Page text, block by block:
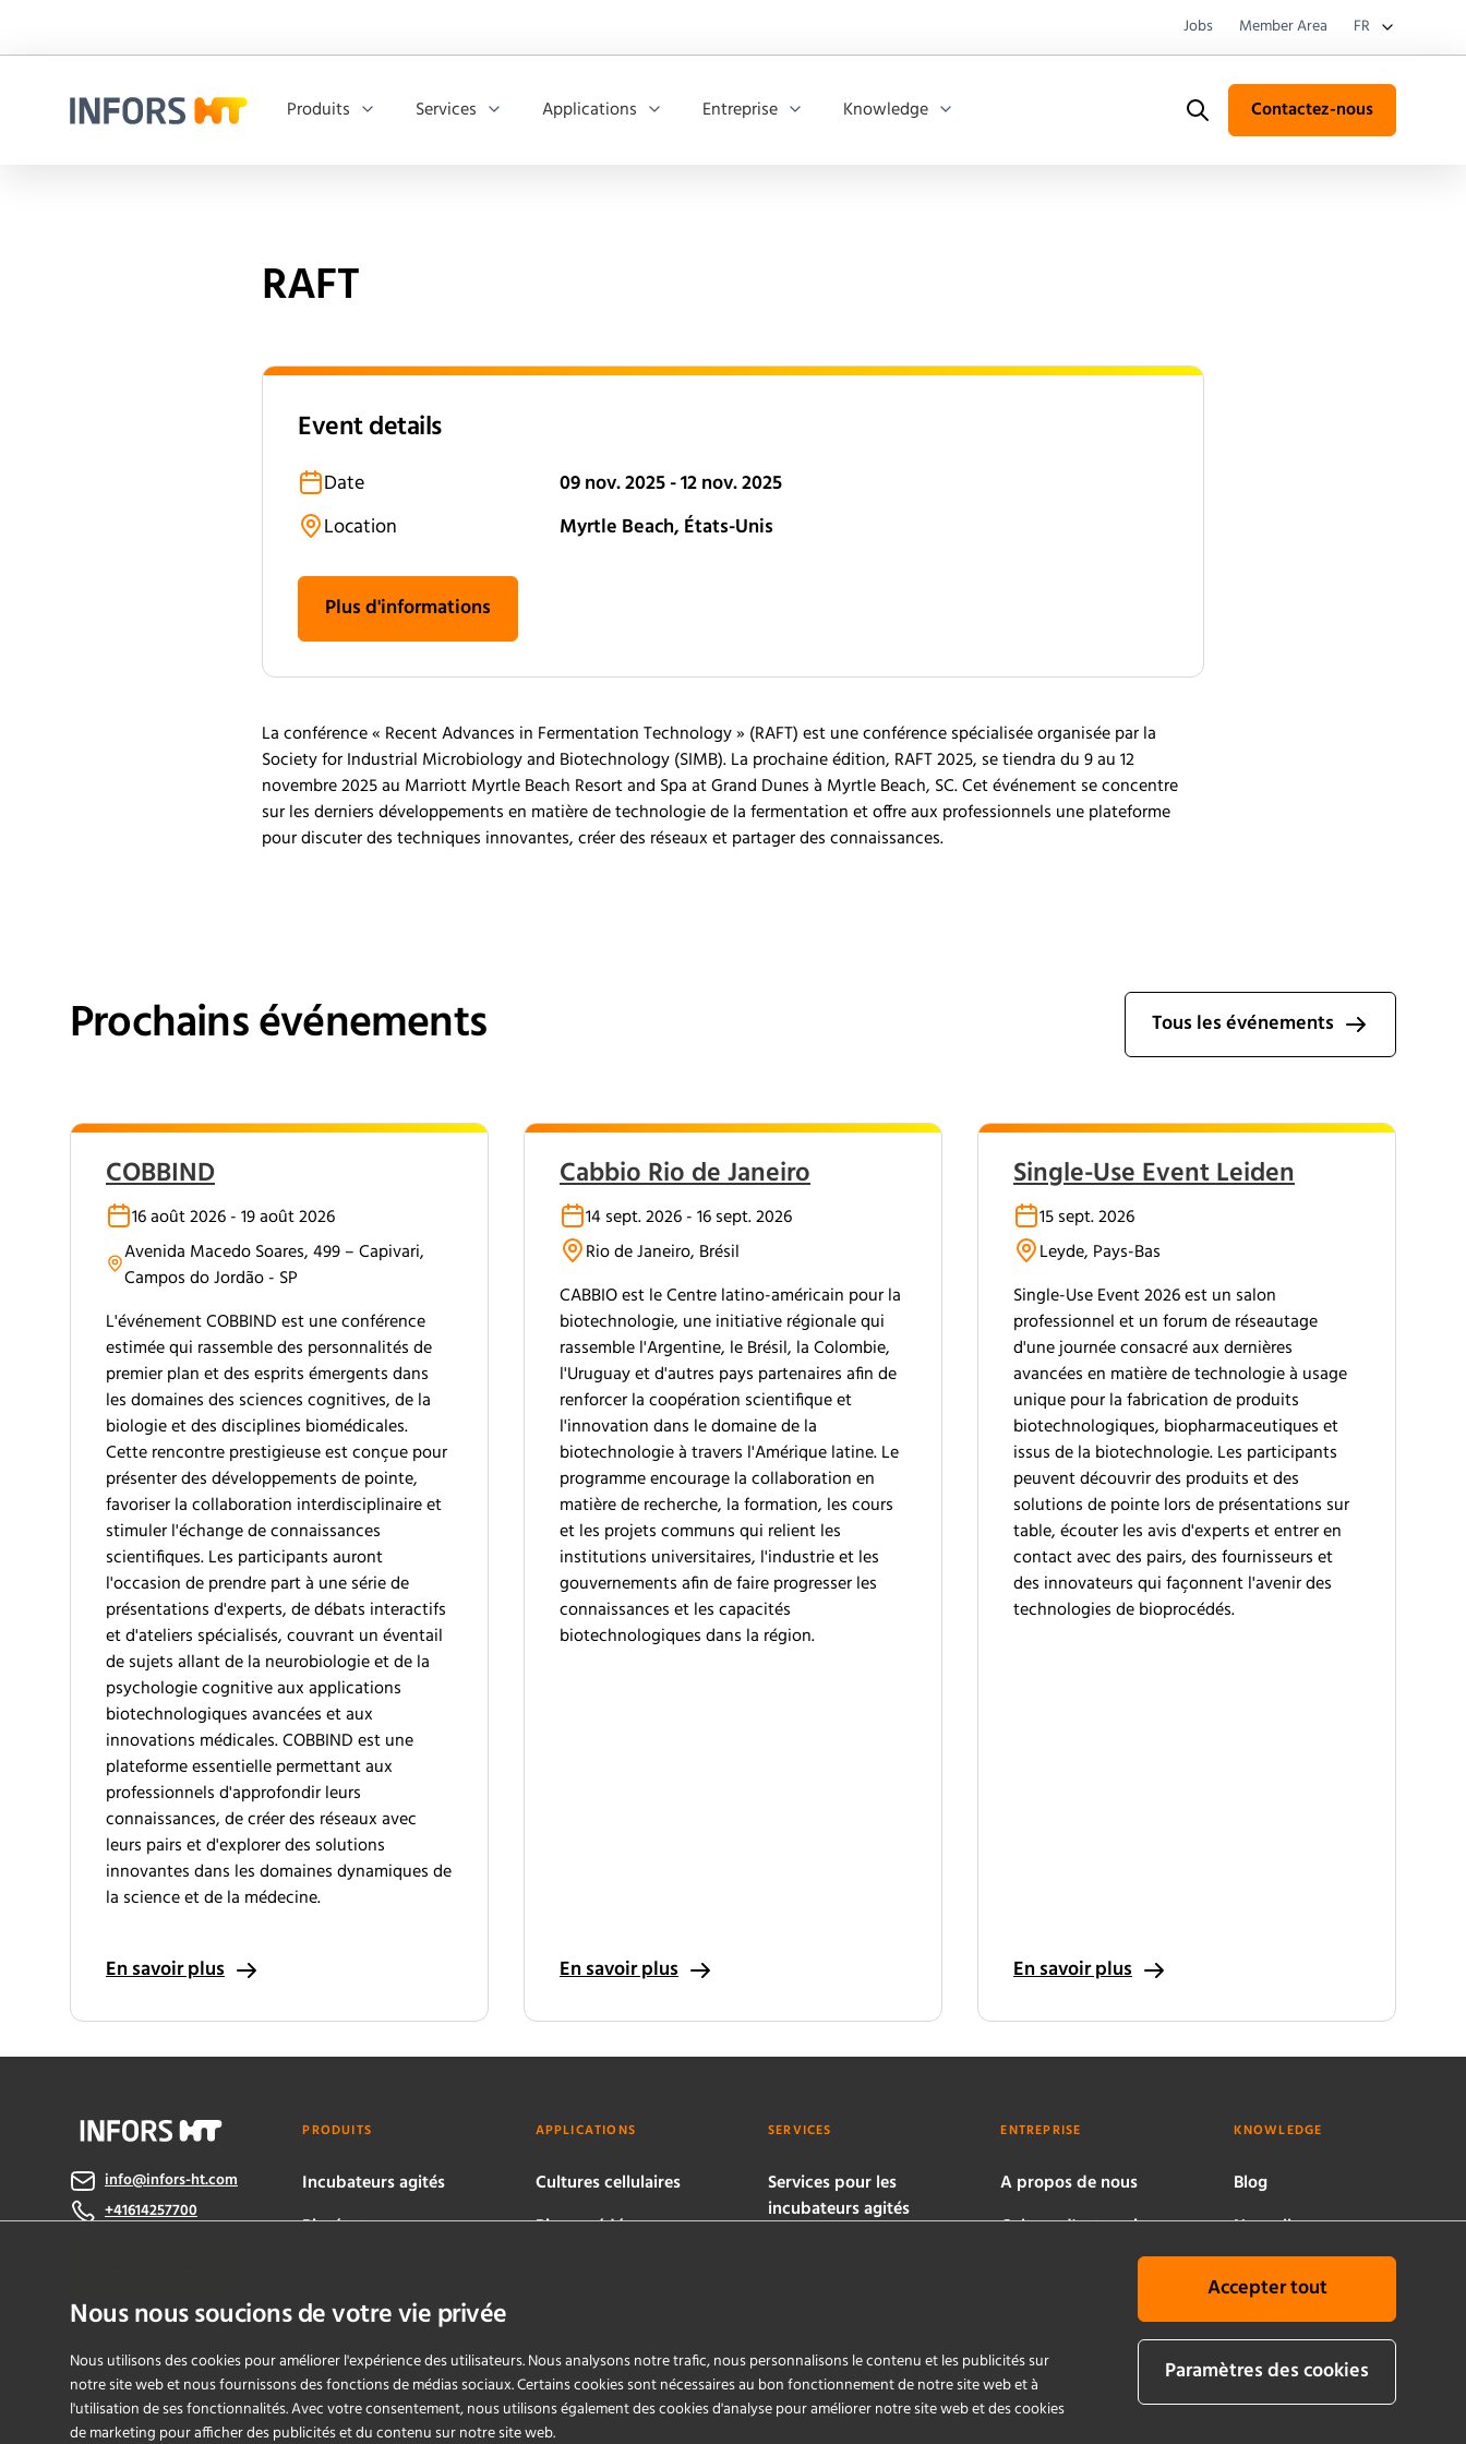
Jobs Member Area FR
Produits Services Applications Entreprise Knowledge Search Contactez-nous
RAFT
Event details
Date
09 nov. 2025 - 12 nov. 2025
Location
Myrtle Beach, États-Unis
Plus d'informations
La conférence « Recent Advances in Fermentation Technology » (RAFT) est une conférence spécialisée organisée par la
Society for Industrial Microbiology and Biotechnology (SIMB). La prochaine édition, RAFT 2025, se tiendra du 9 au 12
novembre 2025 au Marriott Myrtle Beach Resort and Spa at Grand Dunes à Myrtle Beach, SC. Cet événement se concentre
sur les derniers développements en matière de technologie de la fermentation et offre aux professionnels une plateforme
pour discuter des techniques innovantes, créer des réseaux et partager des connaissances.
Prochains événements Tous les événements
COBBIND
16 août 2026 - 19 août 2026
Avenida Macedo Soares, 499 – Capivari,
Campos do Jordão - SP
L'événement COBBIND est une conférence
estimée qui rassemble des personnalités de
premier plan et des esprits émergents dans
les domaines des sciences cognitives, de la
biologie et des disciplines biomédicales.
Cette rencontre prestigieuse est conçue pour
présenter des développements de pointe,
favoriser la collaboration interdisciplinaire et
stimuler l'échange de connaissances
scientifiques. Les participants auront
l'occasion de prendre part à une série de
présentations d'experts, de débats interactifs
et d'ateliers spécialisés, couvrant un éventail
de sujets allant de la neurobiologie et de la
psychologie cognitive aux applications
biotechnologiques avancées et aux
innovations médicales. COBBIND est une
plateforme essentielle permettant aux
professionnels d'approfondir leurs
connaissances, de créer des réseaux avec
leurs pairs et d'explorer des solutions
innovantes dans les domaines dynamiques de
la science et de la médecine.
En savoir plus
Cabbio Rio de Janeiro
14 sept. 2026 - 16 sept. 2026
Rio de Janeiro, Brésil
CABBIO est le Centre latino-américain pour la
biotechnologie, une initiative régionale qui
rassemble l'Argentine, le Brésil, la Colombie,
l'Uruguay et d'autres pays partenaires afin de
renforcer la coopération scientifique et
l'innovation dans le domaine de la
biotechnologie à travers l'Amérique latine. Le
programme encourage la collaboration en
matière de recherche, la formation, les cours
et les projets communs qui relient les
institutions universitaires, l'industrie et les
gouvernements afin de faire progresser les
connaissances et les capacités
biotechnologiques dans la région.
En savoir plus
Single-Use Event Leiden
15 sept. 2026
Leyde, Pays-Bas
Single-Use Event 2026 est un salon
professionnel et un forum de réseautage
d'une journée consacré aux dernières
avancées en matière de technologie à usage
unique pour la fabrication de produits
biotechnologiques, biopharmaceutiques et
issus de la biotechnologie. Les participants
peuvent découvrir des produits et des
solutions de pointe lors de présentations sur
table, écouter les avis d'experts et entrer en
contact avec des pairs, des fournisseurs et
des innovateurs qui façonnent l'avenir des
technologies de bioprocédés.
En savoir plus
Nous nous soucions de votre vie privée
Nous utilisons des cookies pour améliorer l'expérience des utilisateurs. Nous analysons notre trafic, nous personnalisons le contenu et les publicités sur
notre site web et nous fournissons des fonctions de médias sociaux. Certains cookies sont nécessaires au bon fonctionnement de notre site web et à
l'utilisation de ses fonctionnalités. Avec votre consentement, nous utilisons également des cookies d'analyse pour améliorer notre site web et des cookies
de marketing pour afficher des publicités et du contenu sur notre site web.
Accepter tout
Paramètres des cookies
info@infors-ht.com
+41614257700
PRODUITS
Incubateurs agités
Bioréacteurs
APPLICATIONS
Cultures cellulaires
Bioprocédés
SERVICES
Services pour les
incubateurs agités
ENTREPRISE
A propos de nous
Culture d'entreprise
Sites dans le monde
Politique de qualité
et de durabilité
KNOWLEDGE
Blog
Nouvelles